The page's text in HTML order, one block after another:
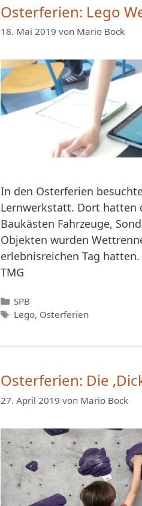
Osterferien: Lego
18. Mai 2019 von Mario Bock
In den Osterferien
Lernwerkstatt. Dort hatten
Baukästen Fahrzeuge,
Objekten wurden
erlebnisreichen Tag
TMG
Kategorien
SPB
Schlagwörter
Lego, Osterferien
Osterferien: Die
27. April 2019 von Mario Bock